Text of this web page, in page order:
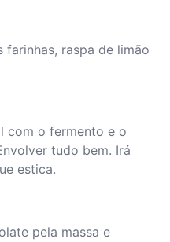
raspa de limão
com o fermento e o
tudo bem. Irá
estica.
pela massa e